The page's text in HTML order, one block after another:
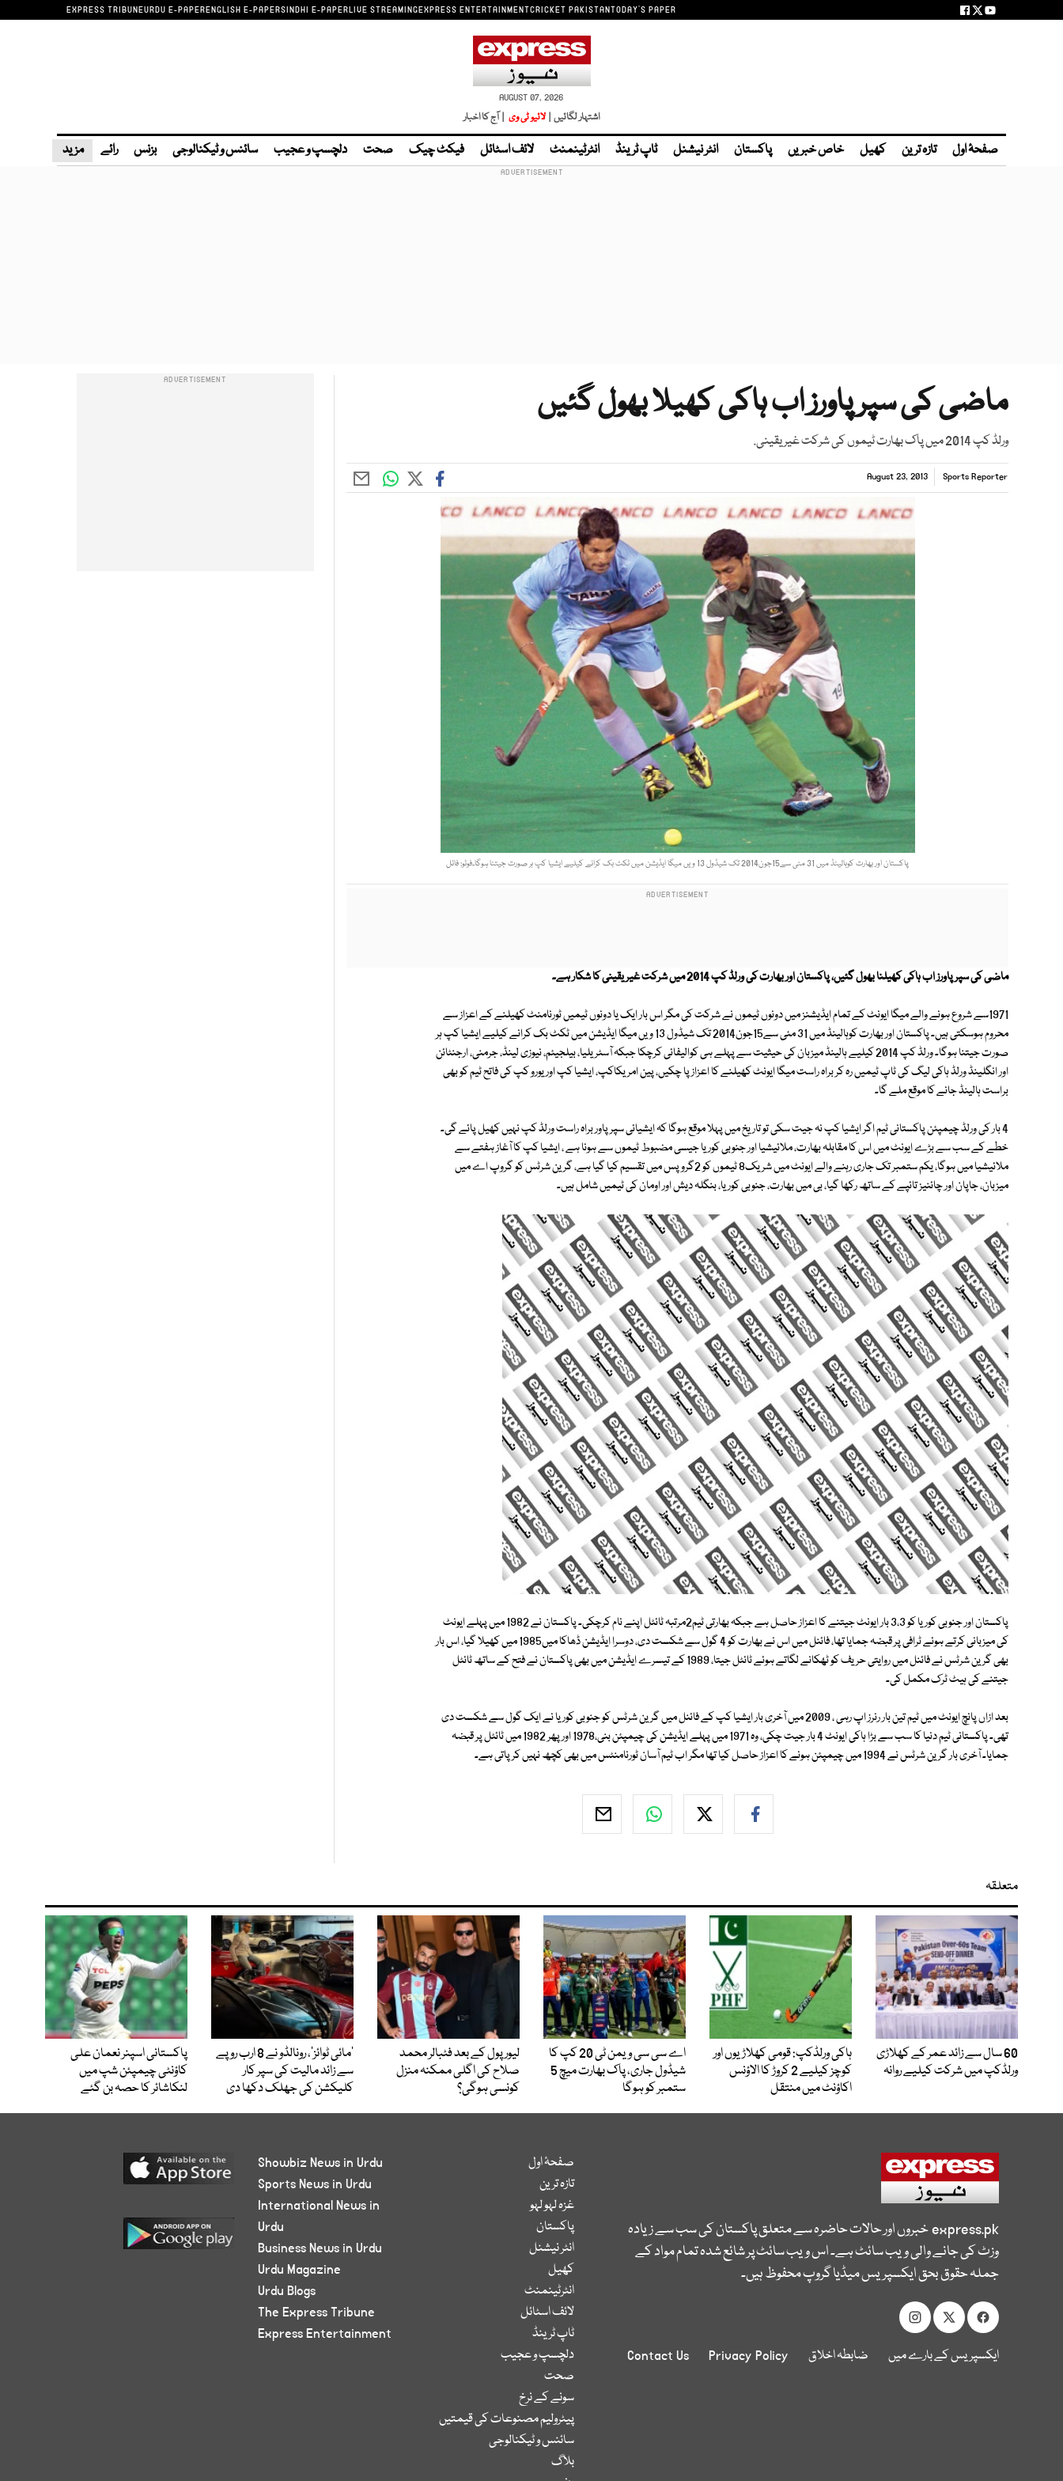
EXPRESS TRIBUNEURDU E-PAPERENGLISH E-PAPERSINDHI E-PAPERLIVE STREAMINGEXPRESS ENTERTAINMENTCRICKET PAKISTANTODAY'S PAPER
AUGUST 07, 2026
اشتہار لگائیں | لائیو ٹی وی | آج کا اخبار
صفحۂ اول تازہ ترین کھیل خاص خبریں پاکستان انٹر نیشنل ٹاپ ٹرینڈ انٹرٹینمنٹ لائف اسٹائل فیکٹ چیک صحت دلچسپ و عجیب سائنس و ٹیکنالوجی بزنس رائے مزید
ماضی کی سپر پاورز اب ہاکی کھیلا بھول گئیں
ورلڈ کپ 2014 میں پاک بھارت ٹیموں کی شرکت غیر یقینی.
Sports Reporter
August 23, 2013
پاکستان اور بھارت کوہالینڈ میں 31 مئی سے15جون2014 تک شیڈول 13 ویں میگا ایڈیشن میں ٹکٹ بک کرانے کیلیے ایشیا کپ ہر صورت جیتنا ہوگا۔فوٹو: فائل
ماضی کی سپر پاورز اب ہاکی کھیلنا بھول گئیں، پاکستان اور بھارت کی ورلڈ کپ 2014 میں شرکت غیریقینی کا شکار ہے۔
1971سے شروع ہونے والے میگا ایونٹ کے تمام ایڈیشنز میں دونوں ٹیموں نے شرکت کی مگر اس بار ایک یا دونوں ٹیمیں ٹورنامنٹ کھیلنے کے اعزاز سے
محروم ہوسکتی ہیں۔ پاکستان اور بھارت کوہالینڈ میں 31 مئی سے15جون2014 تک شیڈول 13 ویں میگا ایڈیشن میں ٹکٹ بک کرانے کیلیے ایشیا کپ ہر
صورت جیتنا ہوگا۔ ورلڈ کپ 2014 کیلیے ہالینڈ میزبان کی حیثیت سے پہلے ہی کوالیفائی کرچکا جبکہ آسٹریلیا، بیلجیئم، نیوزی لینڈ، جرمنی، ارجنٹائن
اور انگلینڈ ورلڈ ہاکی لیگ کی ٹاپ ٹیمیں رہ کر براہ راست میگا ایونٹ کھیلنے کا اعزاز پا چکیں، پین امریکاکپ، ایشیا کپ اور یورو کپ کی فاتح ٹیم کو بھی
براست ہالینڈ جانے کا موقع ملے گا۔
4 بار کی ورلڈ چیمپئن پاکستانی ٹیم اگر ایشیا کپ نہ جیت سکی تو تاریخ میں پہلا موقع ہوگا کہ ایشیائی سپر پاور براہ راست ورلڈ کپ نہیں کھیل پائے گی۔
خطے کے سب سے بڑے ایونٹ میں اس کا مقابلہ بھارت، ملائیشیا اور جنوبی کوریا جیسی مضبوط ٹیموں سے ہونا ہے ، ایشیا کپ کا آغاز ہفتے سے
ملائیشیا میں ہوگا، یکم ستمبر تک جاری رہنے والے ایونٹ میں شریک8 ٹیموں کو 2گروپس میں تقسیم کیا گیا ہے، گرین شرٹس کو گروپ اے میں
میزبان، جاپان اور چائنیز تائپے کے ساتھ رکھا گیا، بی میں بھارت، جنوبی کوریا، بنگلہ دیش اور اومان کی ٹیمیں شامل ہیں۔
پاکستان اور جنوبی کوریا کو 3،3 بار ایونٹ جیتنے کا اعزاز حاصل ہے جبکہ بھارتی ٹیم2مرتبہ ٹائٹل اپنے نام کرچکی۔ پاکستان نے 1982 میں پہلے ایونٹ
کی میزبانی کرتے ہوئے ٹرافی پر قبضہ جمایا تھا، فائنل میں اس نے بھارت کو 4 گول سے شکست دی، دوسرا ایڈیشن ڈھاکا میں1985 میں کھیلا گیا، اس بار
بھی گرین شرٹس نے فائنل میں روایتی حریف کو ٹھکانے لگاتے ہوئے ٹائٹل جیتا، 1989 کے تیسرے ایڈیشن میں بھی پاکستان نے فتح کے ساتھ ٹائٹل
جیتنے کی ہیٹ ٹرک مکمل کی۔
بعد ازاں پانچ ایونٹ میں ٹیم تین بار رنرز اپ رہی ، 2009 میں آخری بار ایشیا کپ کے فائنل میں گرین شرٹس کو جنوبی کوریا نے ایک گول سے شکست دی
تھی۔ پاکستانی ٹیم دنیا کا سب سے بڑا ہاکی ایونٹ 4 بار جیت چکی، وہ 1971 میں پہلے ایڈیشن کی چیمپئن بنی،1978 اور پھر 1982 میں ٹائٹل پر قبضہ
جمایا۔ آخری بار گرین شرٹس نے 1994 میں چیمپئن ہونے کا اعزاز حاصل کیا تھا مگر اب ٹیم آسان ٹورنامنٹس میں بھی کچھ نہیں کر پاتی ہے۔
متعلقہ
60 سال سے زائد عمر کے کھلاڑی
ورلڈکپ میں شرکت کیلیے روانہ
ہاکی ورلڈکپ: قومی کھلاڑیوں اور
کوچز کیلیے 2 کروڑ کا الاؤنس
اکاؤنٹ میں منتقل
اے سی سی ویمن ٹی 20 کپ کا
شیڈول جاری، پاک بھارت میچ 5
ستمبر کو ہوگا
لیور پول کے بعد فٹبالر محمد
صلاح کی اگلی ممکنہ منزل
کونسی ہوگی؟
’مائی ٹوائز‘، رونالڈو نے 8 ارب روپے
سے زائد مالیت کی سپر کار
کلیکشن کی جھلک دکھا دی
پاکستانی اسپنر نعمان علی
کاؤنٹی چیمپئن شپ میں
لنکاشائر کا حصہ بن گئے
express.pkخبروں اور حالات حاضرہ سے متعلق پاکستان کی سب سے زیادہ
وزٹ کی جانے والی ویب سائٹ ہے۔ اس ویب سائٹ پر شائع شدہ تمام مواد کے
جملہ حقوق بحق ایکسپریس میڈیا گروپ محفوظ ہیں۔
ایکسپریس کے بارے میں ضابطہ اخلاق Privacy Policy
Contact Us
صفحۂ اول
تازہ ترین
غزہ لہو لہو
پاکستان
انٹر نیشنل
کھیل
انٹرٹینمنٹ
لائف اسٹائل
ٹاپ ٹرینڈ
دلچسپ و عجیب
صحت
سونے کے نرخ
پیٹرولیم مصنوعات کی قیمتیں
سائنس و ٹیکنالوجی
بلاگ
Showbiz News in Urdu
Sports News in Urdu
International News in
Urdu
Business News in Urdu
Urdu Magazine
Urdu Blogs
The Express Tribune
Express Entertainment